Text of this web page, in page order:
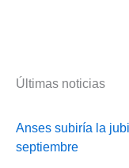
Últimas noticias
Anses subiría la
septiembre